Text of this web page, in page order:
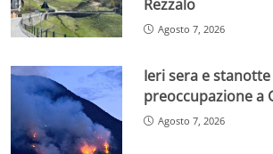
Rezzalo
Agosto 7, 2026
Ieri sera e
preoccupazione a
Agosto 7, 2026